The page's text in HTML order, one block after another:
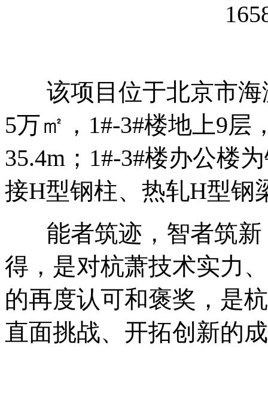
该项目位于北京市海
5万㎡，1#-3#楼地上9层
35.4m；1#-3#楼办公楼
接H型钢柱、热轧H型钢
能者筑迹，智者筑新
得，是对杭萧技术实力
的再度认可和褒奖，是
直面挑战、开拓创新的